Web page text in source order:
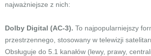
najważniejsze z nich:
Dolby Digital (AC-3). To najpopularniejszy
przestrzennego, stosowany w telewizji
Obsługuje do 5.1 kanałów (lewy, prawy,